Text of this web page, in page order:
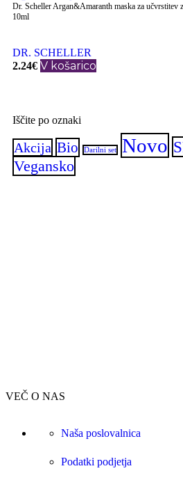
Dr. Scheller Argan&Amaranth maska za učvrstitev
10ml
DR. SCHELLER
2.24€ V košarico
Iščite po oznaki
Akcija Bio Darilni set Novo
Vegansko
VEČ O NAS
Naša poslovalnica
Podatki podjetja